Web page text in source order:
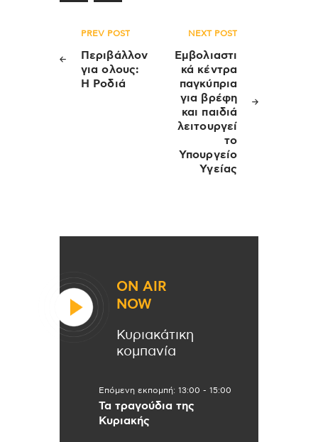
Πλοήγηση
άρθρων
PREV POST
Περιβάλλον
για ολους:
Η Ροδιά
NEXT POST
Εμβολιαστι
κά κέντρα
παγκύπρια
για βρέφη
και παιδιά
λειτουργεί
το
Υπουργείο
Υγείας
ON AIR
NOW
Κυριακάτικη
κομπανία
Επόμενη εκπομπή: 13:00 - 15:00
Τα τραγούδια της
Κυριακής